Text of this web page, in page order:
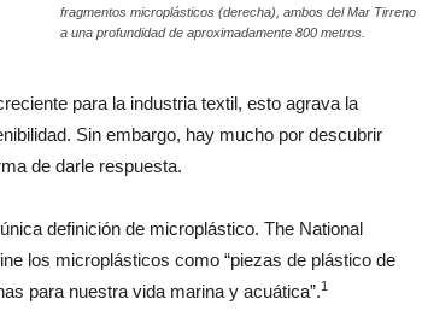
fragmentos microplásticos (derecha), ambos del Mar Tirreno
a una profundidad de aproximadamente 800 metros.
para la industria textil, esto agrava la
Sin embargo, hay mucho por descubrir
de darle respuesta.
definición de microplástico. The National
los microplásticos como “piezas de plástico de
para nuestra vida marina y acuática”.1